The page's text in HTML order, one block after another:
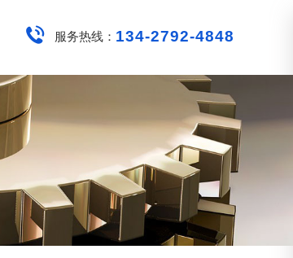
服务热线： 134-2792-4848